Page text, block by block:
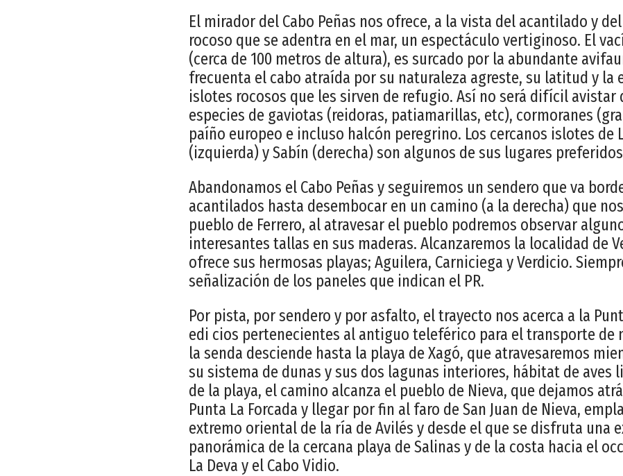
El mirador del Cabo Peñas nos ofrece, a la vista del acantilado y
rocoso que se adentra en el mar, un espectáculo vertiginoso. El
(cerca de 100 metros de altura), es surcado por la abundante
frecuenta el cabo atraída por su naturaleza agreste, su latitud y la
islotes rocosos que les sirven de refugio. Así no será difícil avistar
especies de gaviotas (reidoras, patiamarillas, etc), cormoranes
paíño europeo e incluso halcón peregrino. Los cercanos islotes de
(izquierda) y Sabín (derecha) son algunos de sus lugares
Abandonamos el Cabo Peñas y seguiremos un sendero que va
acantilados hasta desembocar en un camino (a la derecha) que
pueblo de Ferrero, al atravesar el pueblo podremos observar
interesantes tallas en sus maderas. Alcanzaremos la localidad de
ofrece sus hermosas playas; Aguilera, Carniciega y Verdicio.
señalización de los paneles que indican el PR.
Por pista, por sendero y por asfalto, el trayecto nos acerca a la
edi cios pertenecientes al antiguo teleférico para el transporte de
la senda desciende hasta la playa de Xagó, que atravesaremos
su sistema de dunas y sus dos lagunas interiores, hábitat de aves
de la playa, el camino alcanza el pueblo de Nieva, que dejamos
Punta La Forcada y llegar por fin al faro de San Juan de Nieva,
extremo oriental de la ría de Avilés y desde el que se disfruta una
panorámica de la cercana playa de Salinas y de la costa hacia el
La Deva y el Cabo Vidio.